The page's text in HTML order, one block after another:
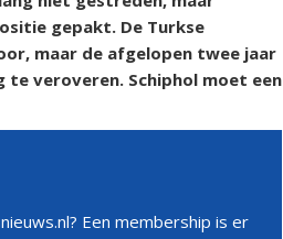
gepakt. De Turkse
maar de afgelopen twee jaar
veroveren. Schiphol moet een
Een membership is er